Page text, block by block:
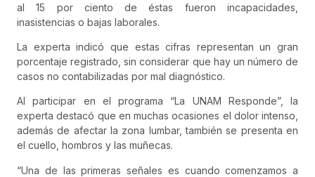
al 15 por ciento de éstas fueron incapacidades,
inasistencias o bajas laborales.
La experta indicó que estas cifras representan un gran
porcentaje registrado, sin considerar que hay un número de
casos no contabilizadas por mal diagnóstico.
Al participar en el programa “La UNAM Responde”, la
experta destacó que en muchas ocasiones el dolor intenso,
además de afectar la zona lumbar, también se presenta en
el cuello, hombros y las muñecas.
“Una de las primeras señales es cuando comenzamos a